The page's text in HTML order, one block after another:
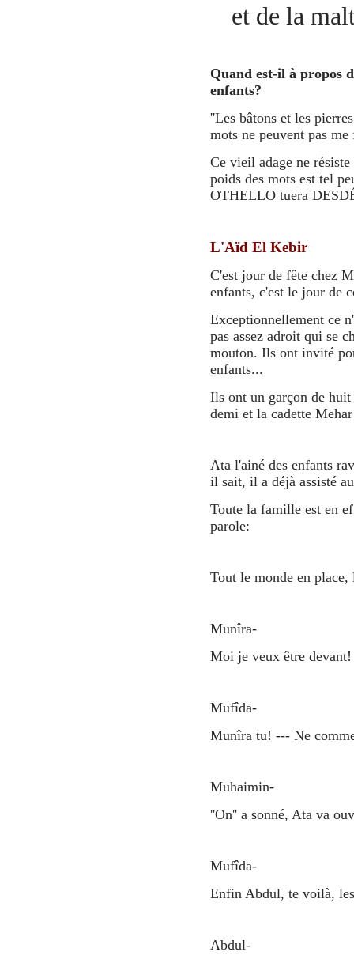
et de la
Quand est-il à propos
enfants?
''Les bâtons et les
mots ne peuvent pas
Ce vieil adage ne
poids des mots est tel
OTHELLO tuera
L'Aïd El Kebir
C'est jour de fête chez
enfants, c'est le jour de
Exceptionnellement ce
pas assez adroit qui se
mouton. Ils ont invité
enfants...
Ils ont un garçon de
demi et la cadette
Ata l'ainé des enfants
il sait, il a déjà assisté
Toute la famille est en
parole:
Tout le monde en
Munîra-
Moi je veux être devant!
Mufîda-
Munîra tu! --- Ne
Muhaimin-
''On'' a sonné, Ata va
Mufîda-
Enfin Abdul, te voilà,
Abdul-